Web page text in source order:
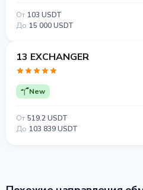
От 103 USDT
До 15 000 USDT
13 EXCHANGER
New
От 519.2 USDT
До 103 839 USDT